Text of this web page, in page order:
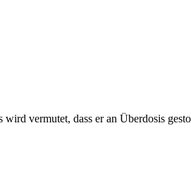
vermutet, dass er an Überdosis